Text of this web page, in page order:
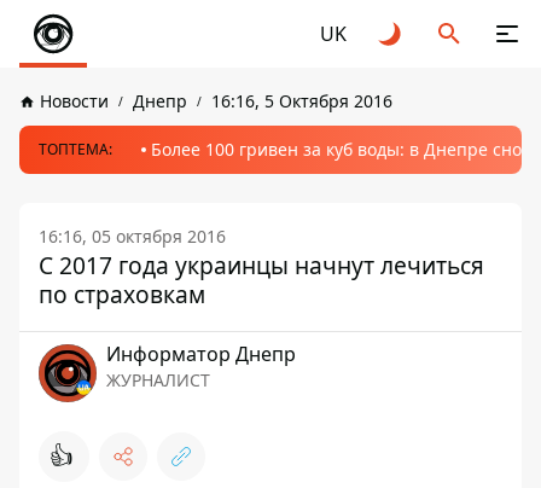
UK
Новости Днепр 16:16, 5 Октября 2016
ТОПТЕМА: Более 100 гривен за куб воды: в Днепре
16:16, 05 октября 2016
С 2017 года украинцы начнут лечиться
по страховкам
Информатор Днепр
ЖУРНАЛИСТ
👍